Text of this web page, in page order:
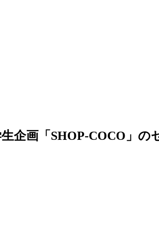
企画「SHOP-COCO」の